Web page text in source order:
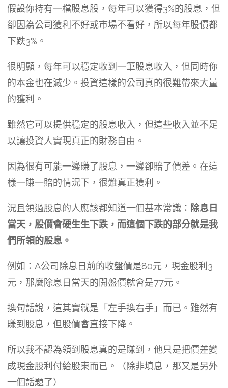
假設你持有一檔股息股，每年可以獲得3%的股息，但
卻因為公司獲利不好或市場不看好，所以每年股價都
下跌3%。
很明顯，每年可以穩定收到一筆股息收入，但同時你
的本金也在減少。投資這樣的公司真的很難帶來大量
的獲利。
雖然它可以提供穩定的股息收入，但這些收入並不足
以讓投資人實現真正的財務自由。
因為很有可能一邊賺了股息，一邊卻賠了價差。在這
樣一賺一賠的情況下，很難真正獲利。
況且領過股息的人應該都知道一個基本常識： 除息日
當天，股價會硬生生下跌，而這個下跌的部分就是我
們所領的股息。
例如：A公司除息日前的收盤價是80元，現金股利3
元，那麼除息日當天的開盤價就會是77元。
換句話說，這其實就是「左手換右手」而已。雖然有
賺到股息，但股價會直接下降。
所以我不認為領到股息真的是賺到，他只是把價差變
成現金股利付給股東而已。（除非填息，那又是另外
一個話題了）